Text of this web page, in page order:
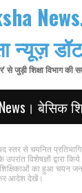
न्यूज़
से जुड़ी शिक्षा विभाग
बेसिक
स्तर से चयनित
विशेषज्ञों द्वारा
शिक्षिकाओं का हुआ चयन
कर आदेश देखें।